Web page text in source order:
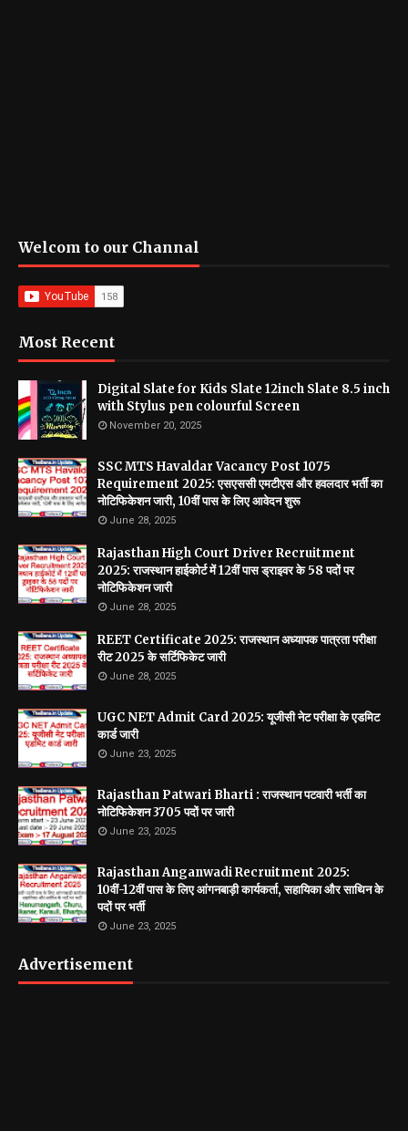
Welcom to our Channal
Most Recent
Digital Slate for Kids Slate 12inch Slate 8.5 inch
with Stylus pen colourful Screen
November 20, 2025
SSC MTS Havaldar Vacancy Post 1075
Requirement 2025: एसएससी एमटीएस और हवलदार भर्ती का
नोटिफिकेशन जारी, 10वीं पास के लिए आवेदन शुरू
June 28, 2025
Rajasthan High Court Driver Recruitment
2025: राजस्थान हाईकोर्ट में 12वीं पास ड्राइवर के 58 पदों पर
नोटिफिकेशन जारी
June 28, 2025
REET Certificate 2025: राजस्थान अध्यापक पात्रता परीक्षा
रीट 2025 के सर्टिफिकेट जारी
June 28, 2025
UGC NET Admit Card 2025: यूजीसी नेट परीक्षा के एडमिट
कार्ड जारी
June 23, 2025
Rajasthan Patwari Bharti : राजस्थान पटवारी भर्ती का
नोटिफिकेशन 3705 पदों पर जारी
June 23, 2025
Rajasthan Anganwadi Recruitment 2025:
10वीं-12वीं पास के लिए आंगनबाड़ी कार्यकर्ता, सहायिका और साथिन के
पदों पर भर्ती
June 23, 2025
Advertisement